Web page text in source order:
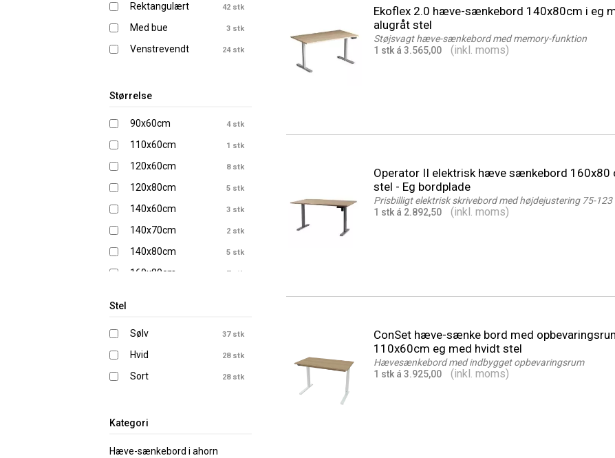
Rektangulært 42 stk
Med bue 3 stk
Venstrevendt 24 stk
Størrelse
90x60cm 4 stk
110x60cm 1 stk
120x60cm 8 stk
120x80cm 5 stk
140x60cm 3 stk
140x70cm 2 stk
140x80cm 5 stk
160x80cm 7 stk
180x120cm 6 stk
180x180cm 6 stk
180x200cm 6 stk
200x120cm
Stel
Sølv 37 stk
Hvid 28 stk
Sort 28 stk
Kategori
Hæve-sænkebord i ahorn
Ekoflex 2.0 hæve-sænkebord 140x80cm i eg
alugråt stel
Støjsvagt hæve-sænkebord med memory-funktion
1 stk á 3.565,00
(inkl. moms)
Operator II elektrisk hæve sænkebord 160x80
stel - Eg bordplade
Prisbilligt elektrisk skrivebord med højdejustering 75-123
1 stk á 2.892,50
(inkl. moms)
ConSet hæve-sænke bord med
110x60cm eg med hvidt stel
Hævesænkebord med indbygget opbevaringsrum
1 stk á 3.925,00
(inkl. moms)